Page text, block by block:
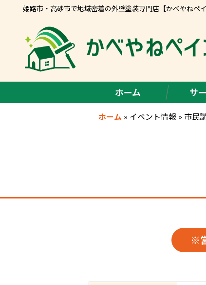
姫路市・高砂市で地域密着の外壁塗装専門店【かべやねペイ
ホーム サ
ホーム » イベント情報 » 市民
※